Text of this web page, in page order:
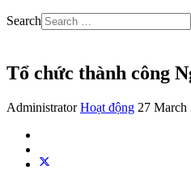
Search
Tổ chức thành công
Administrator Hoạt động 27 March